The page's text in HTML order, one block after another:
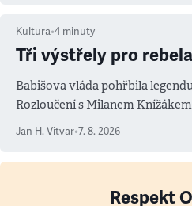
Kultura•4 minuty
Tři výstřely pro rebela
Babišova vláda pohřbila
Rozloučení s Milanem
salvy i kritika pokrokářů
Jan H. Vitvar•7. 8. 2026
Respekt